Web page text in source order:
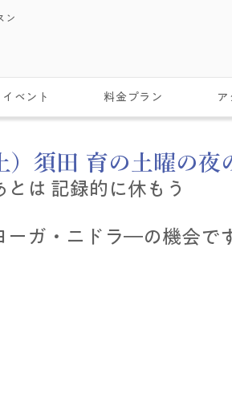
ン
イベント 料金プラン ア
）須田 育の土曜の夜
は 記録的に休もう
ーガ・ニドラ―の機会で